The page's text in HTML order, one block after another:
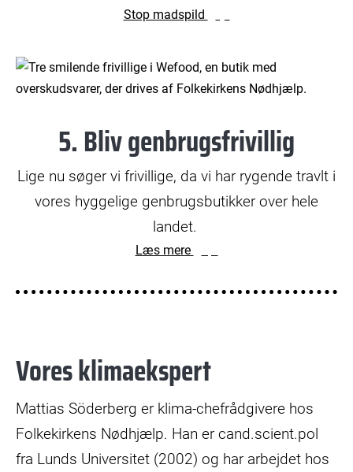
Stop madspild
5. Bliv genbrugsfrivillig
Lige nu søger vi frivillige, da vi har rygende travlt i
vores hyggelige genbrugsbutikker over hele
landet.
Læs mere
Vores klimaekspert
Mattias Söderberg er klima-chefrådgivere hos
Folkekirkens Nødhjælp. Han er cand.scient.pol
fra Lunds Universitet (2002) og har arbejdet hos